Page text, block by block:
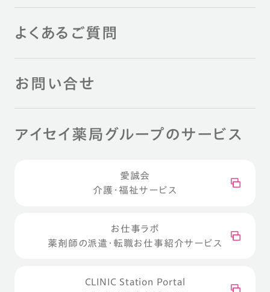
よくあるご質問
お問い合せ
アイセイ薬局グループのサービス
愛誠会
介護・福祉サービス
お仕事ラボ
薬剤師の派遣・転職お仕事紹介サービス
CLINIC Station Portal